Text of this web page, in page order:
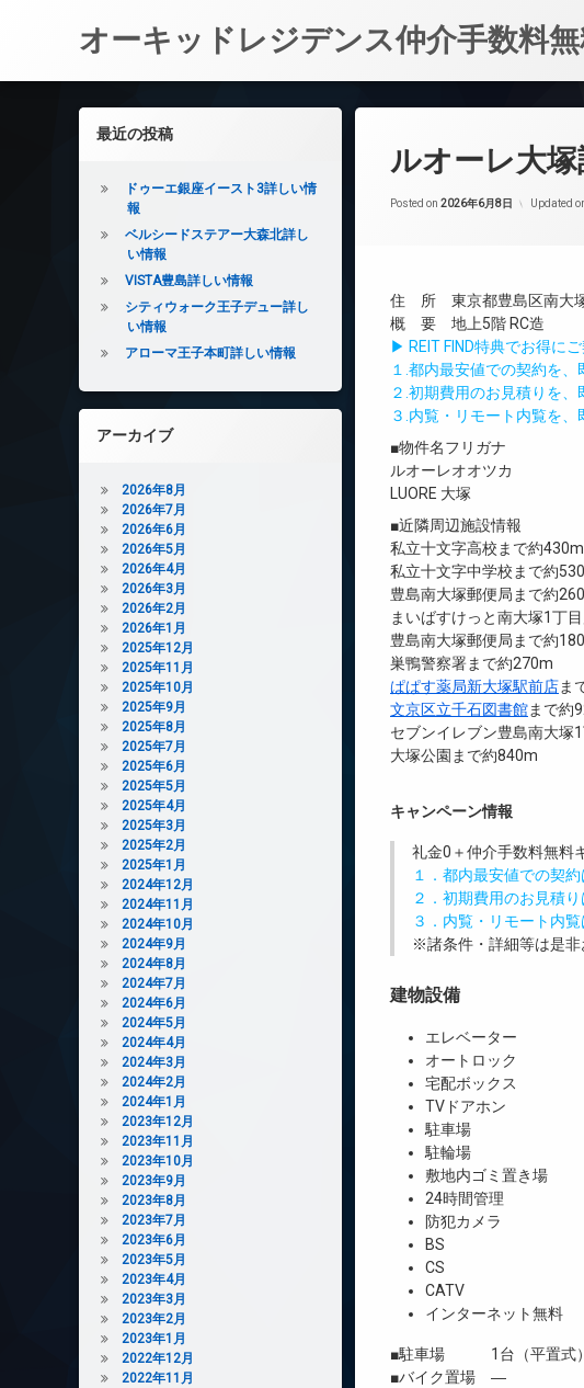
オーキッドレジデンス仲介手数料
ルオーレ大
Posted on 2026年6月8日 Updated
住 所 東京都豊島区南大
概 要 地上5階 RC造
▶ REIT FIND特典でお得に
１.都内最安値での契約を、
２.初期費用のお見積りを、
３.内覧・リモート内覧を、
■物件名フリガナ
ルオーレオオツカ
LUORE 大塚
■近隣周辺施設情報
私立十文字高校まで約430m
私立十文字中学校まで約
豊島南大塚郵便局まで約
まいばすけっと南大塚1丁
豊島南大塚郵便局まで約
巣鴨警察署まで約270m
ぱぱす薬局新大塚駅前店ま
文京区立千石図書館まで約
セブンイレブン豊島南大塚
大塚公園まで約840m
キャンペーン情報
礼金0 ＋仲介手数料無料
１．都内最安値での契
２．初期費用のお見積
３．内覧・リモート内
※諸条件・詳細等は是非
建物設備
エレベーター
オートロック
宅配ボックス
TVドアホン
駐車場
駐輪場
敷地内ゴミ置き場
24時間管理
防犯カメラ
BS
CS
CATV
インターネット無料
■駐車場 1台（平置式）
■バイク置場 ―
左サイドバー
最近の投稿
ドゥーエ銀座イースト3詳しい情
報
ベルシードステアー大森北詳し
い情報
VISTA豊島詳しい情報
シティウォーク王子デュー詳し
い情報
アローマ王子本町詳しい情報
アーカイブ
2026年8月
2026年7月
2026年6月
2026年5月
2026年4月
2026年3月
2026年2月
2026年1月
2025年12月
2025年11月
2025年10月
2025年9月
2025年8月
2025年7月
2025年6月
2025年5月
2025年4月
2025年3月
2025年2月
2025年1月
2024年12月
2024年11月
2024年10月
2024年9月
2024年8月
2024年7月
2024年6月
2024年5月
2024年4月
2024年3月
2024年2月
2024年1月
2023年12月
2023年11月
2023年10月
2023年9月
2023年8月
2023年7月
2023年6月
2023年5月
2023年4月
2023年3月
2023年2月
2023年1月
2022年12月
2022年11月